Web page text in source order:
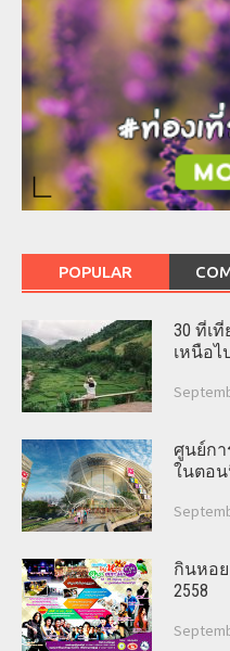
POPULAR
30 ที่เ
เหนือ
ศูนย์ก
ในตอ
กินหอ
2558